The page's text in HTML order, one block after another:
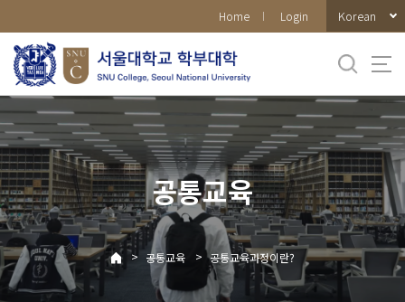
메뉴
Home Login Korean
공통교육
> 공통교육 > 공통교육과정이란?